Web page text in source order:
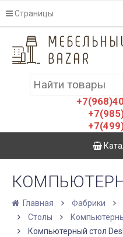
Страницы
Главная Фабрики
Столы
Компьютерный стол